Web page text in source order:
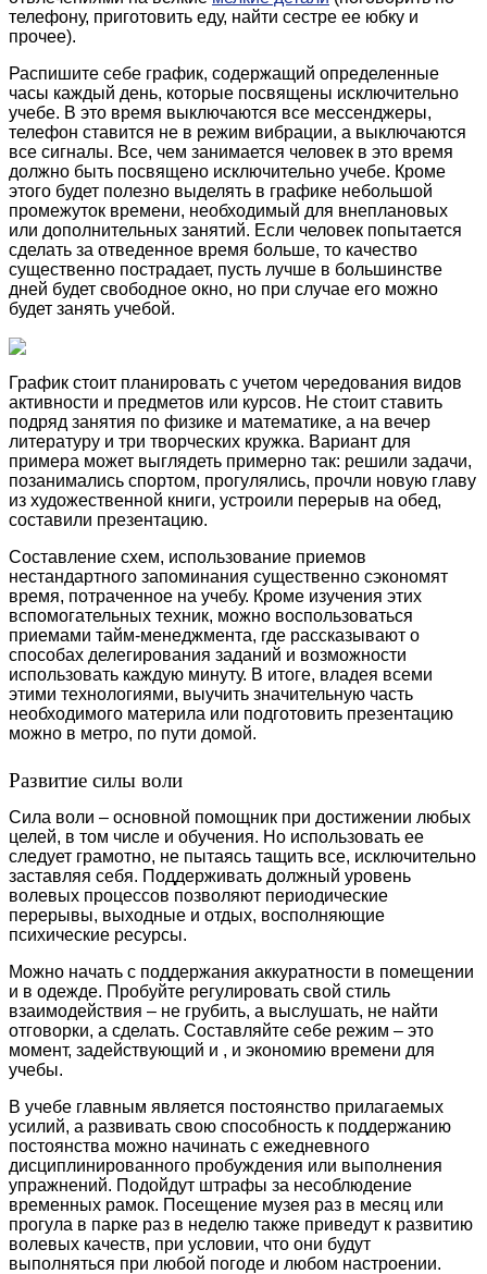
телефону, приготовить еду, найти сестре ее юбку и
прочее).
Распишите себе график, содержащий определенные
часы каждый день, которые посвящены исключительно
учебе. В это время выключаются все мессенджеры,
телефон ставится не в режим вибрации, а выключаются
все сигналы. Все, чем занимается человек в это время
должно быть посвящено исключительно учебе. Кроме
этого будет полезно выделять в графике небольшой
промежуток времени, необходимый для внеплановых
или дополнительных занятий. Если человек попытается
сделать за отведенное время больше, то качество
существенно пострадает, пусть лучше в большинстве
дней будет свободное окно, но при случае его можно
будет занять учебой.
График стоит планировать с учетом чередования видов
активности и предметов или курсов. Не стоит ставить
подряд занятия по физике и математике, а на вечер
литературу и три творческих кружка. Вариант для
примера может выглядеть примерно так: решили задачи,
позанимались спортом, прогулялись, прочли новую главу
из художественной книги, устроили перерыв на обед,
составили презентацию.
Составление схем, использование приемов
нестандартного запоминания существенно сэкономят
время, потраченное на учебу. Кроме изучения этих
вспомогательных техник, можно воспользоваться
приемами тайм-менеджмента, где рассказывают о
способах делегирования заданий и возможности
использовать каждую минуту. В итоге, владея всеми
этими технологиями, выучить значительную часть
необходимого материла или подготовить презентацию
можно в метро, по пути домой.
Развитие силы воли
Сила воли – основной помощник при достижении любых
целей, в том числе и обучения. Но использовать ее
следует грамотно, не пытаясь тащить все, исключительно
заставляя себя. Поддерживать должный уровень
волевых процессов позволяют периодические
перерывы, выходные и отдых, восполняющие
психические ресурсы.
Можно начать с поддержания аккуратности в помещении
и в одежде. Пробуйте регулировать свой стиль
взаимодействия – не грубить, а выслушать, не найти
отговорки, а сделать. Составляйте себе режим – это
момент, задействующий и , и экономию времени для
учебы.
В учебе главным является постоянство прилагаемых
усилий, а развивать свою способность к поддержанию
постоянства можно начинать с ежедневного
дисциплинированного пробуждения или выполнения
упражнений. Подойдут штрафы за несоблюдение
временных рамок. Посещение музея раз в месяц или
прогула в парке раз в неделю также приведут к развитию
волевых качеств, при условии, что они будут
выполняться при любой погоде и любом настроении.